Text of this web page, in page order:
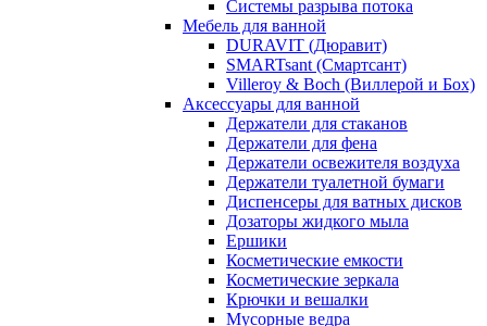
Системы разрыва потока
Мебель для ванной
DURAVIT (Дюравит)
SMARTsant (Смартсант)
Villeroy & Boch (Виллерой и Бох)
Аксессуары для ванной
Держатели для стаканов
Держатели для фена
Держатели освежителя воздуха
Держатели туалетной бумаги
Диспенсеры для ватных дисков
Дозаторы жидкого мыла
Ершики
Косметические емкости
Косметические зеркала
Крючки и вешалки
Мусорные ведра